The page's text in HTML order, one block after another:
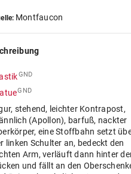
Montfaucon
GND
GND
stehend, leichter Kontrapost,
(Apollon), barfuß, nackter
eine Stoffbahn setzt
linken Schulter an, bedeckt den
Arm, verläuft dann hinter
und fällt an den